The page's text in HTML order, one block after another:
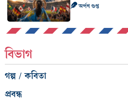
অর্পণ গুপ্ত
বিভাগ
গল্প / কবিতা
প্রবন্ধ